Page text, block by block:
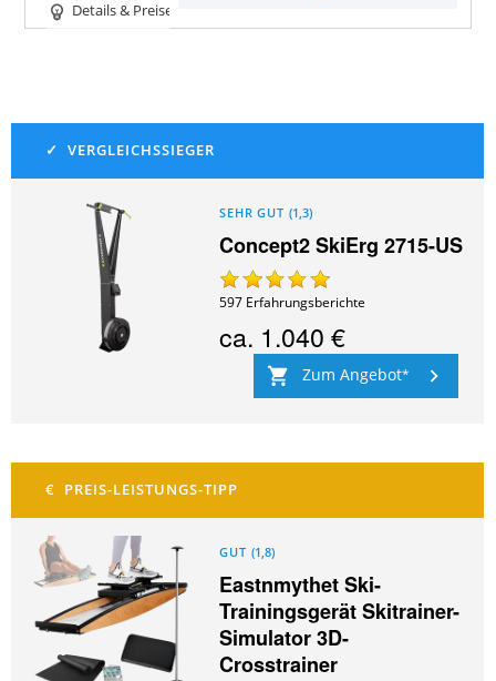
Details & Preise
SEHR GUT (1,3)
Concept2 SkiErg 2715-US
597 Erfahrungsberichte
ca. 1.040 €
Zum Angebot
GUT (1,8)
Eastnmythet Ski-
Trainingsgerät Skitrainer-
Simulator 3D-
Crosstrainer